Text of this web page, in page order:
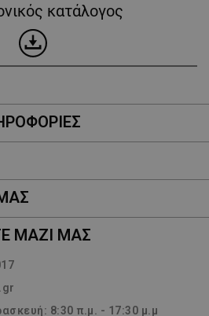
κατάλογος
ΜΑΖΊ ΜΑΣ
8:30 π.μ. - 17:30 μ.μ